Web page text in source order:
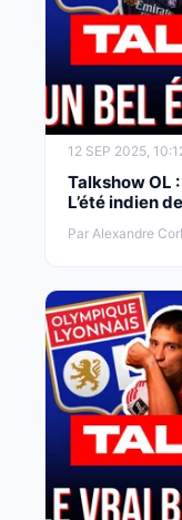
12 SEP 2025,
Talkshow OL
L’été indien
Par Alexandre